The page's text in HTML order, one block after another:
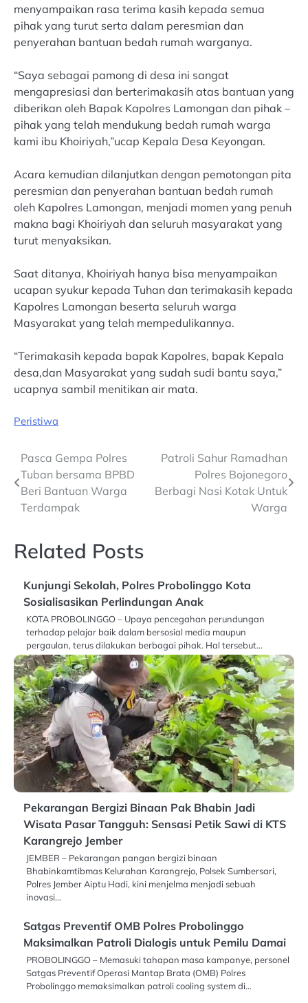
menyampaikan rasa terima kasih kepada semua
pihak yang turut serta dalam peresmian dan
penyerahan bantuan bedah rumah warganya.
“Saya sebagai pamong di desa ini sangat
mengapresiasi dan berterimakasih atas bantuan yang
diberikan oleh Bapak Kapolres Lamongan dan pihak –
pihak yang telah mendukung bedah rumah warga
kami ibu Khoiriyah,”ucap Kepala Desa Keyongan.
Acara kemudian dilanjutkan dengan pemotongan pita
peresmian dan penyerahan bantuan bedah rumah
oleh Kapolres Lamongan, menjadi momen yang penuh
makna bagi Khoiriyah dan seluruh masyarakat yang
turut menyaksikan.
Saat ditanya, Khoiriyah hanya bisa menyampaikan
ucapan syukur kepada Tuhan dan terimakasih kepada
Kapolres Lamongan beserta seluruh warga
Masyarakat yang telah mempedulikannya.
“Terimakasih kepada bapak Kapolres, bapak Kepala
desa,dan Masyarakat yang sudah sudi bantu saya,”
ucapnya sambil menitikan air mata.
Peristiwa
Post
navigation
Pasca Gempa Polres
Tuban bersama BPBD
Beri Bantuan Warga
Terdampak
Patroli Sahur Ramadhan
Polres Bojonegoro
Berbagi Nasi Kotak Untuk
Warga
Related Posts
Kunjungi Sekolah, Polres Probolinggo Kota
Sosialisasikan Perlindungan Anak
KOTA PROBOLINGGO – Upaya pencegahan perundungan
terhadap pelajar baik dalam bersosial media maupun
pergaulan, terus dilakukan berbagai pihak. Hal tersebut…
Pekarangan Bergizi Binaan Pak Bhabin Jadi
Wisata Pasar Tangguh: Sensasi Petik Sawi di KTS
Karangrejo Jember
JEMBER – Pekarangan pangan bergizi binaan
Bhabinkamtibmas Kelurahan Karangrejo, Polsek Sumbersari,
Polres Jember Aiptu Hadi, kini menjelma menjadi sebuah
inovasi…
Satgas Preventif OMB Polres Probolinggo
Maksimalkan Patroli Dialogis untuk Pemilu Damai
PROBOLINGGO – Memasuki tahapan masa kampanye, personel
Satgas Preventif Operasi Mantap Brata (OMB) Polres
Probolinggo memaksimalkan patroli cooling system di…